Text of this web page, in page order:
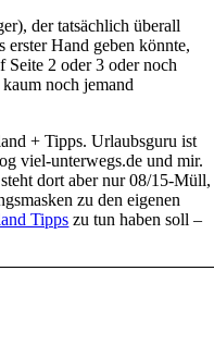
der tatsächlich überall
erster Hand geben könnte,
Seite 2 oder 3 oder noch
noch jemand
+ Tipps. Urlaubsguru ist
viel-unterwegs.de und mir.
dort aber nur 08/15-Müll,
zu den eigenen
Tipps zu tun haben soll –